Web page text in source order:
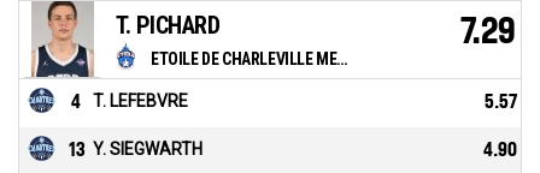
ETOILE DE CHARLEVILLE MEZIERES
T. PICHARD 7.29
4 T. LEFEBVRE 5.57
13 Y. SIEGWARTH 4.90